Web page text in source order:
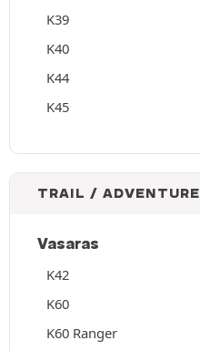
K39
K40
K44
K45
TRAIL / ADVENTURE
Vasaras
K42
K60
K60 Ranger